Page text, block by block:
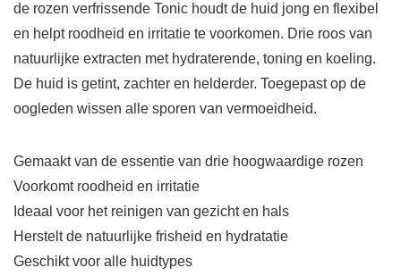
de rozen verfrissende Tonic houdt de huid jong en flexibel
en helpt roodheid en irritatie te voorkomen. Drie roos van
natuurlijke extracten met hydraterende, toning en koeling.
De huid is getint, zachter en helderder. Toegepast op de
oogleden wissen alle sporen van vermoeidheid.
Gemaakt van de essentie van drie hoogwaardige rozen
Voorkomt roodheid en irritatie
Ideaal voor het reinigen van gezicht en hals
Herstelt de natuurlijke frisheid en hydratatie
Geschikt voor alle huidtypes